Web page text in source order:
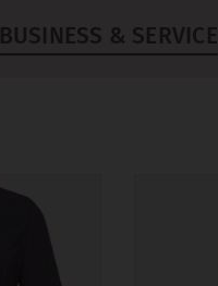
BUSINESS & SERVICE